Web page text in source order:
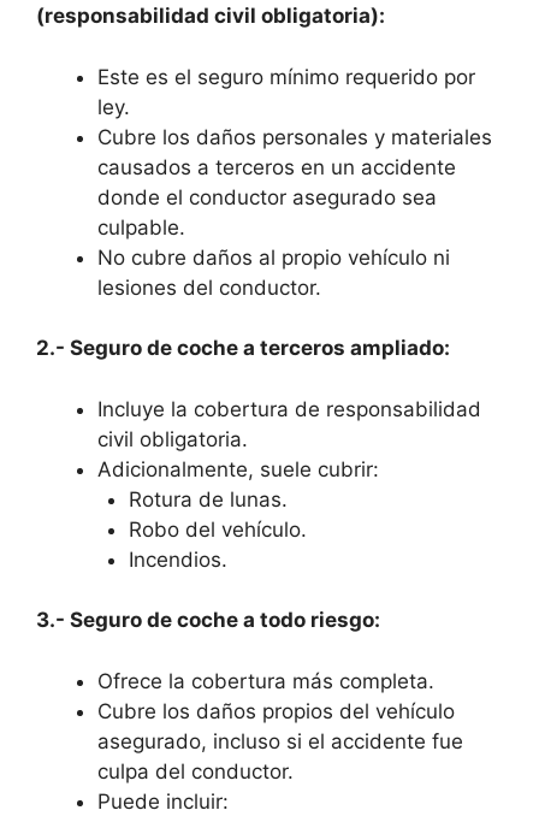
(responsabilidad civil obligatoria):
Este es el seguro mínimo requerido por
ley.
Cubre los daños personales y materiales
causados a terceros en un accidente
donde el conductor asegurado sea
culpable.
No cubre daños al propio vehículo ni
lesiones del conductor.
2.- Seguro de coche a terceros ampliado:
Incluye la cobertura de responsabilidad
civil obligatoria.
Adicionalmente, suele cubrir:
Rotura de lunas.
Robo del vehículo.
Incendios.
3.- Seguro de coche a todo riesgo:
Ofrece la cobertura más completa.
Cubre los daños propios del vehículo
asegurado, incluso si el accidente fue
culpa del conductor.
Puede incluir: